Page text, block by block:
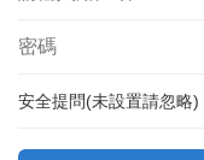
安全提問(未設置請忽略)